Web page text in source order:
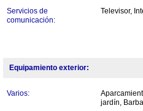
Servicios de
comunicación:
Televisor,
Equipamiento exterior:
Varios:
jardín,